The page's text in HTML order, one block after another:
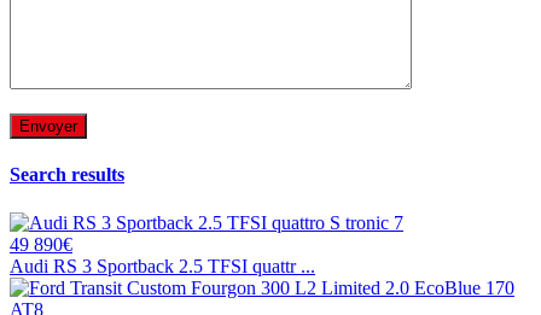
Search results
49 890€
Audi RS 3 Sportback 2.5 TFSI quattr ...